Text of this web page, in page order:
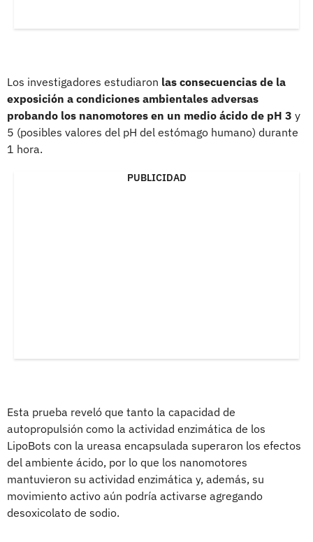
Los investigadores estudiaron las consecuencias de la
exposición a condiciones ambientales adversas
probando los nanomotores en un medio ácido de pH 3 y
5 (posibles valores del pH del estómago humano) durante
1 hora.
PUBLICIDAD
Esta prueba reveló que tanto la capacidad de
autopropulsión como la actividad enzimática de los
LipoBots con la ureasa encapsulada superaron los efectos
del ambiente ácido, por lo que los nanomotores
mantuvieron su actividad enzimática y, además, su
movimiento activo aún podría activarse agregando
desoxicolato de sodio.